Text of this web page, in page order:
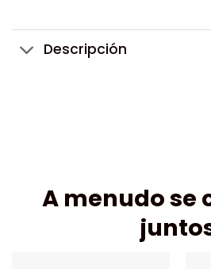
Descripción
A menudo se